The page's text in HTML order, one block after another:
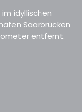
im idyllischen
Saarbrücken
entfernt.